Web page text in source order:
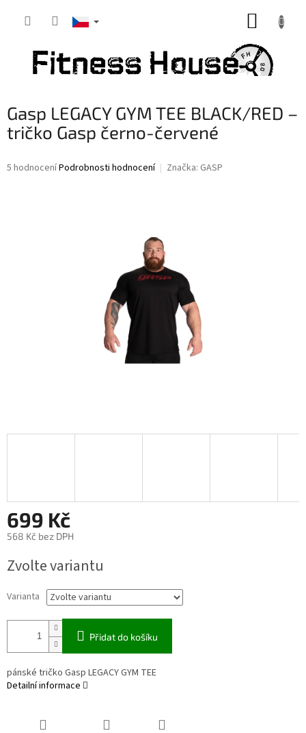
Gasp LEGACY GYM TEE BLACK/RED –
tričko Gasp černo-červené
Průměrné
5 hodnoceníPodrobnosti hodnocení Značka: GASP
699 Kč
568 Kč bez DPH
cena:
Zvolte variantu
Varianta
Přidat do košíku
pánské tričko Gasp LEGACY GYM TEE
Detailní informace